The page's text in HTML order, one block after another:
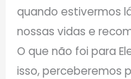
quando estivermos
nossas vidas e
O que não foi para
isso, perceberemos